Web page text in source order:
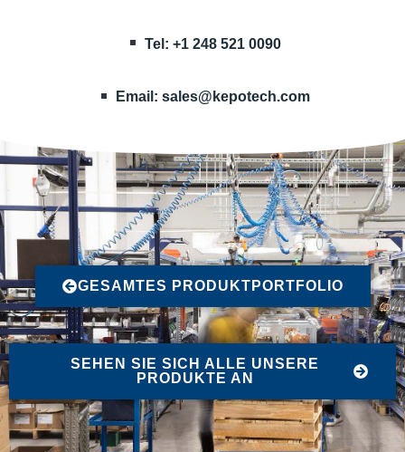
Tel: +1 248 521 0090
Email: sales@kepotech.com
GESAMTES PRODUKTPORTFOLIO
SEHEN SIE SICH ALLE UNSERE
PRODUKTE AN